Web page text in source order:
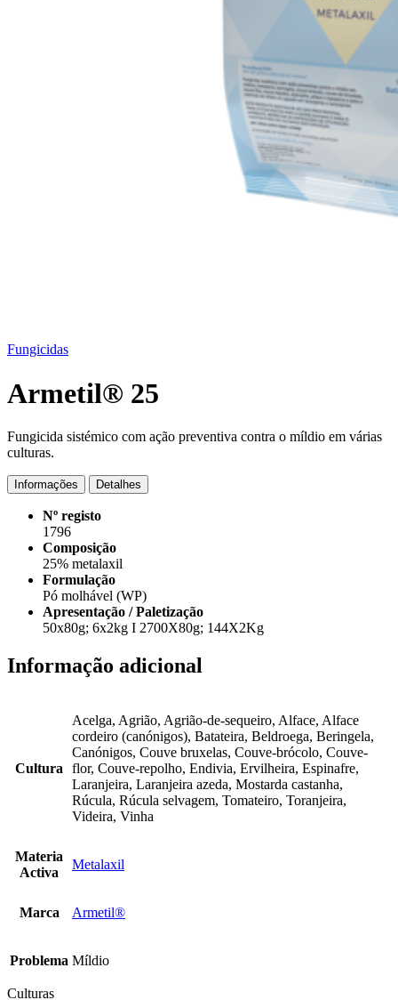
Fungicidas
Armetil® 25
Fungicida sistémico com ação preventiva contra o míldio em várias
culturas.
Informações Detalhes
Nº registo
1796
Composição
25% metalaxil
Formulação
Pó molhável (WP)
Apresentação / Paletização
50x80g; 6x2kg I 2700X80g; 144X2Kg
Informação adicional
Cultura
Acelga, Agrião, Agrião-de-sequeiro, Alface, Alface
cordeiro (canónigos), Batateira, Beldroega, Beringela,
Canónigos, Couve bruxelas, Couve-brócolo, Couve-
flor, Couve-repolho, Endivia, Ervilheira, Espinafre,
Laranjeira, Laranjeira azeda, Mostarda castanha,
Rúcula, Rúcula selvagem, Tomateiro, Toranjeira,
Videira, Vinha
Materia
Activa
Metalaxil
Marca Armetil®
Problema Míldio
Culturas